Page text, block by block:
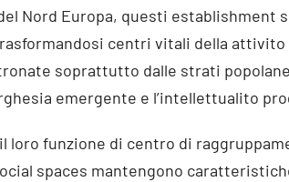
Nord Europa, questi establishment
centri vitali della attivito
soprattutto dalle strati
emergente e l’intellettualito
loro funzione di centro di
spaces mantengono